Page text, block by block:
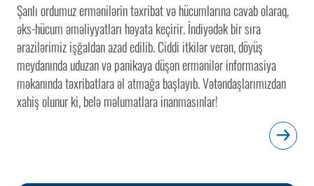
Şanlı ordumuz ermənilərin təxribat və hücumlarına cavab olaraq,
əks-hücum əməliyyatları həyata keçirir. İndiyədək bir sıra
ərazilərimiz işğaldan azad edilib. Ciddi itkilər verən, döyüş
meydanında uduzan və panikaya düşən ermənilər informasiya
məkanında təxribatlara əl atmağa başlayıb. Vətəndaşlarımızdan
xahiş olunur ki, belə məlumatlara inanmasınlar!